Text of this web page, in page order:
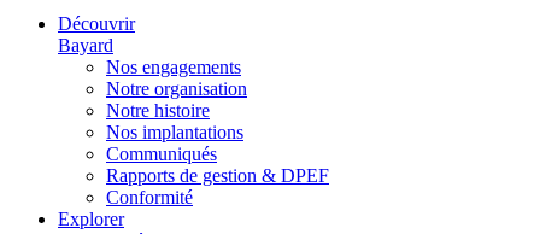
Découvrir
Bayard
Nos engagements
Notre organisation
Notre histoire
Nos implantations
Communiqués
Rapports de gestion & DPEF
Conformité
Explorer